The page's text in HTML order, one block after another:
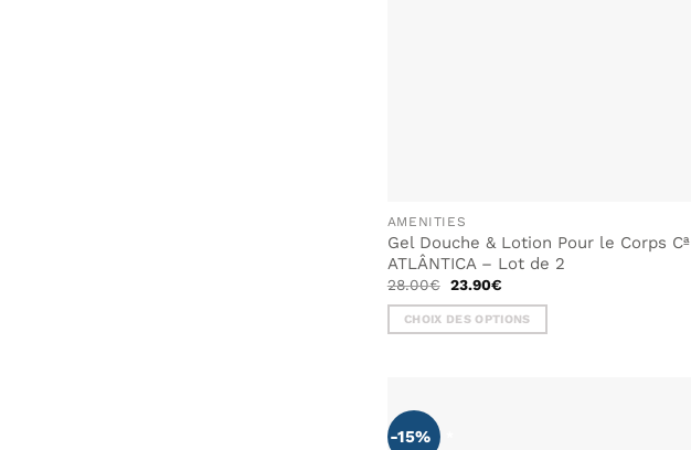
AMENITIES
Gel Douche & Lotion Pour le Corps Cª
ATLÂNTICA – Lot de 2
28.00€ Le
initial
était :
23.90€Le
actuel
est :
CHOIX DES OPTIONS
plusieurs
variations.
-15%